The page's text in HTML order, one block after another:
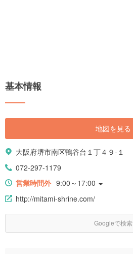
基本情報
地図を見る
大阪府堺市南区鴨谷台１丁４９-１
072-297-1179
営業時間外 9:00～17:00
http://mitami-shrine.com/
Googleで検索